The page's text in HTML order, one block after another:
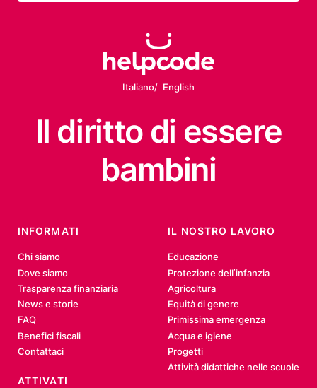
Italiano English
Il diritto di essere
bambini
INFORMATI
Chi siamo
Dove siamo
Trasparenza finanziaria
News e storie
FAQ
Benefici fiscali
Contattaci
IL NOSTRO LAVORO
Educazione
Protezione dell’infanzia
Agricoltura
Equità di genere
Primissima emergenza
Acqua e igiene
Progetti
Attività didattiche nelle scuole
ATTIVATI